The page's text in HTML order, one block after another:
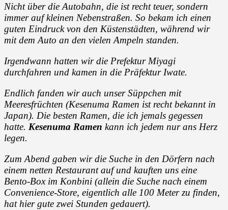
Nicht über die Autobahn, die ist recht teuer, sondern
immer auf kleinen Nebenstraßen. So bekam ich einen
guten Eindruck von den Küstenstädten, während wir
mit dem Auto an den vielen Ampeln standen.
Irgendwann hatten wir die Prefektur Miyagi
durchfahren und kamen in die Präfektur Iwate.
Endlich fanden wir auch unser Süppchen mit
Meeresfrüchten (Kesenuma Ramen ist recht bekannt in
Japan). Die besten Ramen, die ich jemals gegessen
hatte. Kesenuma Ramen kann ich jedem nur ans Herz
legen.
Zum Abend gaben wir die Suche in den Dörfern nach
einem netten Restaurant auf und kauften uns eine
Bento-Box im Konbini (allein die Suche nach einem
Convenience-Store, eigentlich alle 100 Meter zu finden,
hat hier gute zwei Stunden gedauert).